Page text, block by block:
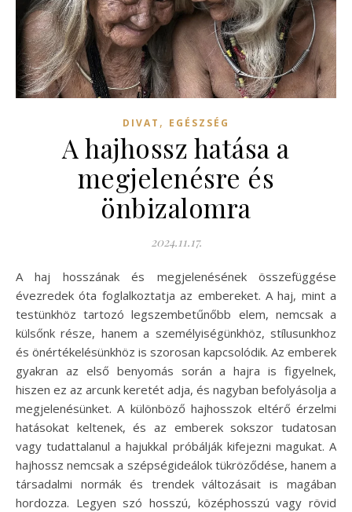
DIVAT , EGÉSZSÉG
A hajhossz hatása a
megjelenésre és
önbizalomra
2024.11.17.
A haj hosszának és megjelenésének összefüggése
évezredek óta foglalkoztatja az embereket. A haj, mint a
testünkhöz tartozó legszembetűnőbb elem, nemcsak a
külsőnk része, hanem a személyiségünkhöz, stílusunkhoz
és önértékelésünkhöz is szorosan kapcsolódik. Az emberek
gyakran az első benyomás során a hajra is figyelnek,
hiszen ez az arcunk keretét adja, és nagyban befolyásolja a
megjelenésünket. A különböző hajhosszok eltérő érzelmi
hatásokat keltenek, és az emberek sokszor tudatosan
vagy tudattalanul a hajukkal próbálják kifejezni magukat. A
hajhossz nemcsak a szépségideálok tükröződése, hanem a
társadalmi normák és trendek változásait is magában
hordozza. Legyen szó hosszú, középhosszú vagy rövid